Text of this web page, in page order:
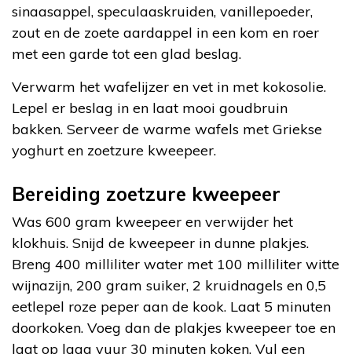
sinaasappel, speculaaskruiden, vanillepoeder,
zout en de zoete aardappel in een kom en roer
met een garde tot een glad beslag.
Verwarm het wafelijzer en vet in met kokosolie.
Lepel er beslag in en laat mooi goudbruin
bakken. Serveer de warme wafels met Griekse
yoghurt en zoetzure kweepeer.
Bereiding zoetzure kweepeer
Was 600 gram kweepeer en verwijder het
klokhuis. Snijd de kweepeer in dunne plakjes.
Breng 400 milliliter water met 100 milliliter witte
wijnazijn, 200 gram suiker, 2 kruidnagels en 0,5
eetlepel roze peper aan de kook. Laat 5 minuten
doorkoken. Voeg dan de plakjes kweepeer toe en
laat op laag vuur 30 minuten koken. Vul een